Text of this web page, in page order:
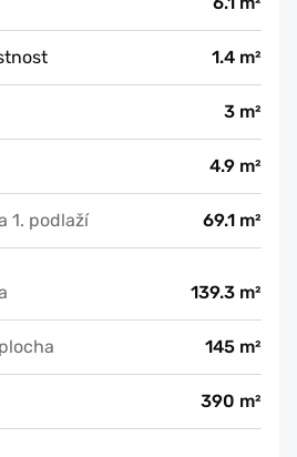
1.4 m²
3 m²
4.9 m²
1. podlaží 69.1 m²
139.3 m²
145 m²
390 m²